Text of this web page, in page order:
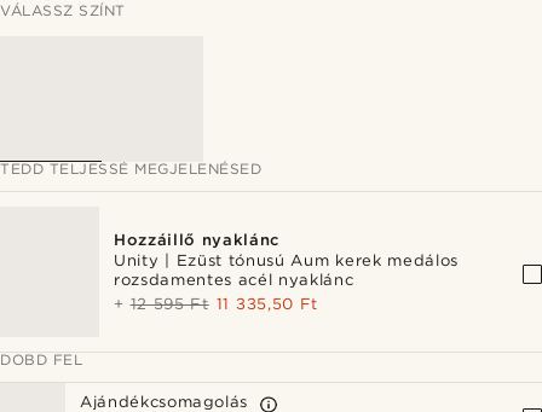
VÁLASSZ SZÍNT
TEDD TELJESSÉ MEGJELENÉSED
Hozzáillő nyaklánc
Unity | Ezüst tónusú Aum kerek medálos
rozsdamentes acél nyaklánc
+12 595 Ft 11 335,50 Ft
DOBD FEL
Ajándékcsomagolás